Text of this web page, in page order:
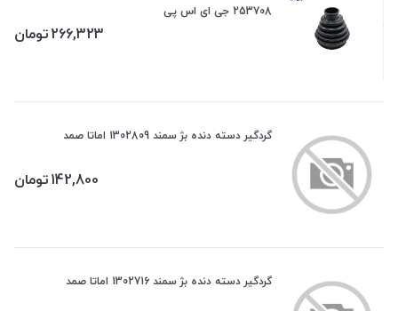
253708 جی ای اس پی
266,323تومان
گردگیر دسته دنده بژ سمند 1302809 اماتا صمد
142,800تومان
گردگیر دسته دنده بژ سمند 1302716 اماتا صمد